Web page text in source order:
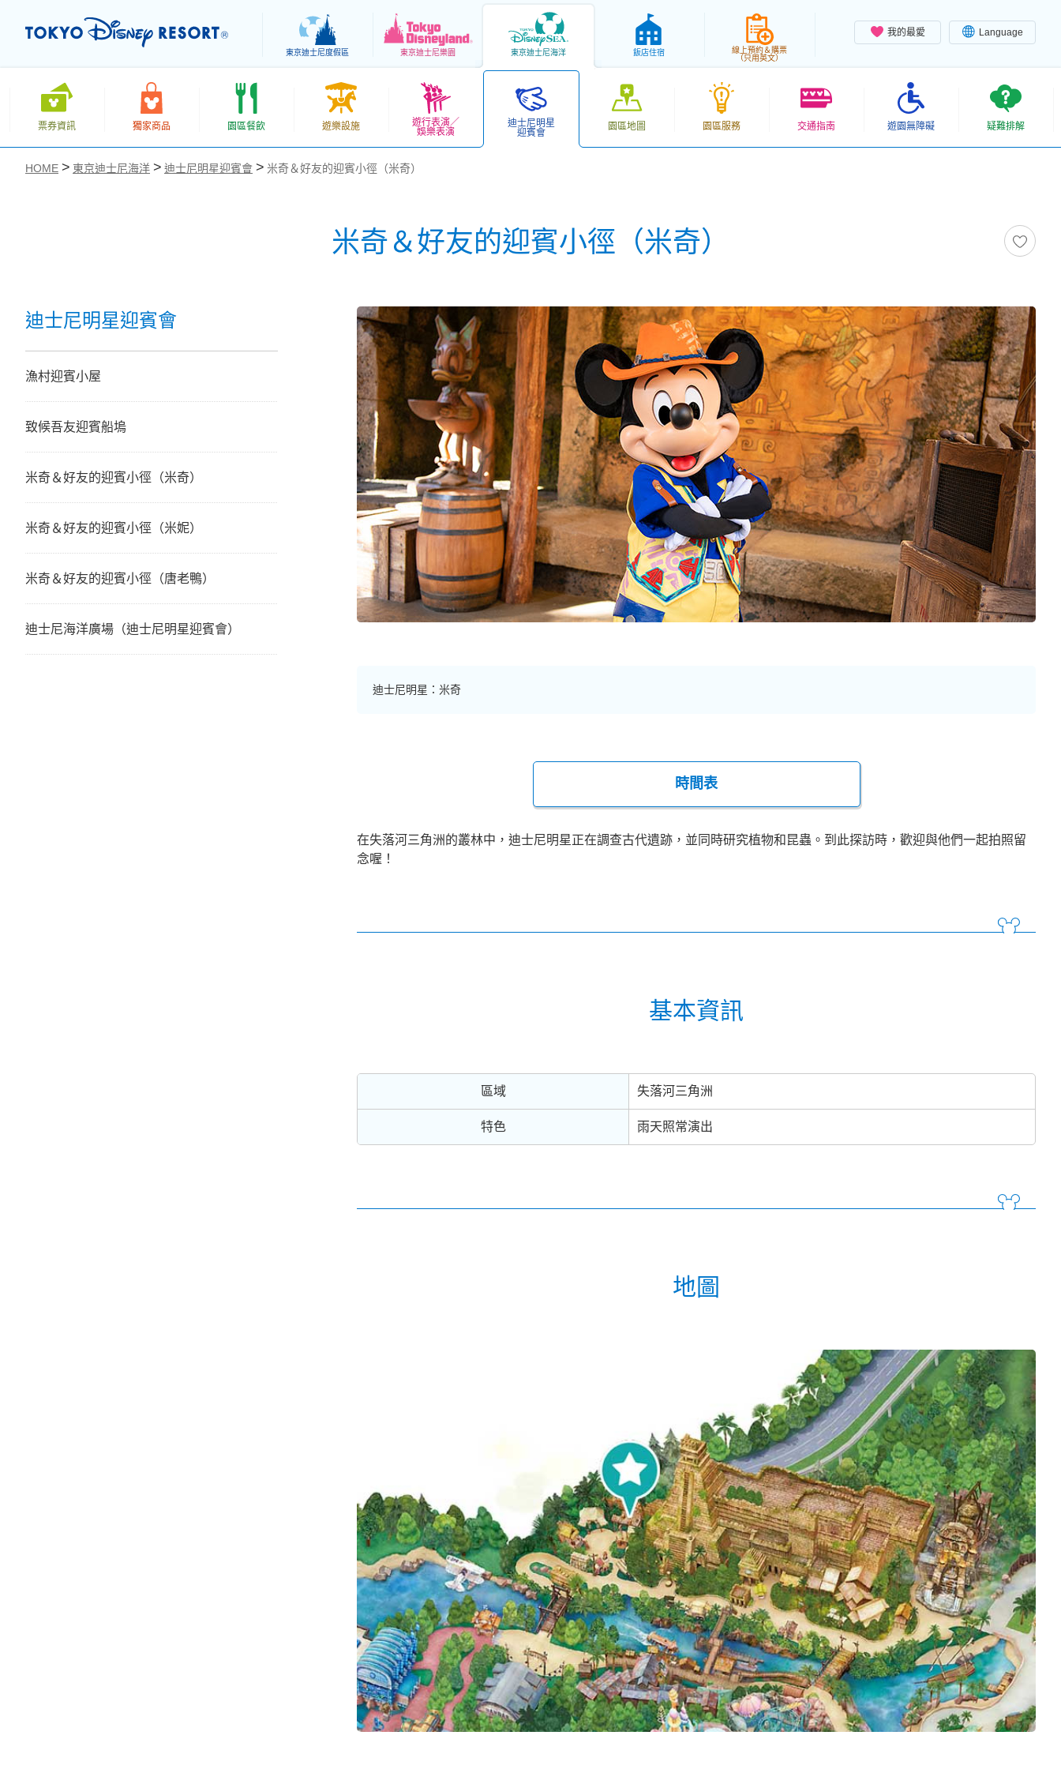
我的最愛 Language
東京迪士尼度假區 東京迪士尼樂園 東京迪士尼海洋 飯店住宿
線上預約＆購票
（只用英文）
票券資訊 獨家商品 園區餐飲 遊樂設施
遊行表演／
娛樂表演
迪士尼明星
迎賓會
園區地圖 園區服務 交通指南 遊園無障礙 疑難排解
HOME 東京迪士尼海洋 迪士尼明星迎賓會 米奇＆好友的迎賓小徑（米奇）
米奇＆好友的迎賓小徑（米奇）
迪士尼明星：米奇
時間表
在失落河三角洲的叢林中，迪士尼明星正在調查古代遺跡，並同時研究植物和昆蟲。到此探訪時，歡迎與他們一起拍照留
念喔！
基本資訊
區域 失落河三角洲
特色 雨天照常演出
地圖
迪士尼明星迎賓會
漁村迎賓小屋
致候吾友迎賓船塢
米奇＆好友的迎賓小徑（米奇）
米奇＆好友的迎賓小徑（米妮）
米奇＆好友的迎賓小徑（唐老鴨）
迪士尼海洋廣場（迪士尼明星迎賓會）